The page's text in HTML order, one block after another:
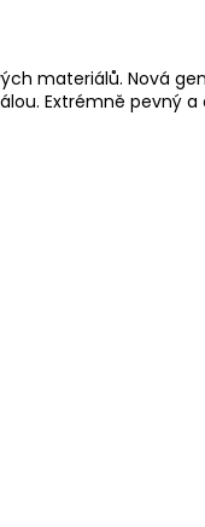
materiálů. Nová
Extrémně pevný a